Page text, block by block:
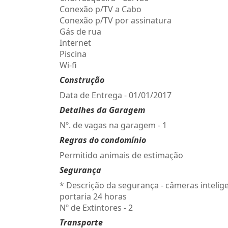
Conexão p/TV a Cabo
Conexão p/TV por assinatura
Gás de rua
Internet
Piscina
Wi-fi
Construção
Data de Entrega - 01/01/2017
Detalhes da Garagem
Nº. de vagas na garagem - 1
Regras do condomínio
Permitido animais de estimação
Segurança
* Descrição da segurança - câmeras
portaria 24 horas
Nº de Extintores - 2
Transporte